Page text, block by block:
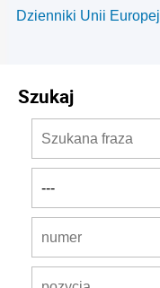
Dzienniki Unii
Szukaj